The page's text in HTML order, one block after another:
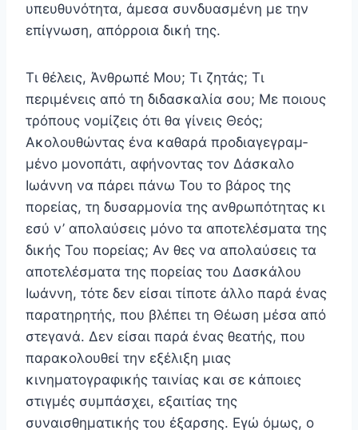
υπευθυνότητα, άμεσα συνδυασμένη με την
επί­γνωση, απόρροια δική της.
Τι θέλεις, Άνθρωπέ Μου; Τι ζητάς; Τι
περιμένεις από τη διδασκαλία σου; Με ποιους
τρόπους νομίζεις ότι θα γίνεις Θεός;
Ακολουθώντας ένα καθαρά προδιαγεγραμ­
μένο μονοπάτι, αφήνοντας τον Δάσκαλο
Ιωάννη να πάρει πάνω Του το βάρος της
πορείας, τη δυσαρμονία της ανθρωπότητας κι
εσύ ν’ απολαύσεις μόνο τα αποτελέ­σματα της
δικής Του πορείας; Αν θες να απολαύσεις τα
αποτελέσματα της πορείας του Δασκάλου
Ιωάννη, τότε δεν είσαι τίποτε άλλο παρά ένας
παρατηρητής, που βλέπει τη Θέωση μέσα από
στεγανά. Δεν είσαι παρά ένας θεατής, που
παρακολουθεί την εξέλιξη μιας
κινηματογραφικής ταινίας και σε κάποιες
στιγμές συμπάσχει, εξαιτίας της
συναισθηματικής του έξαρσης. Εγώ όμως, ο